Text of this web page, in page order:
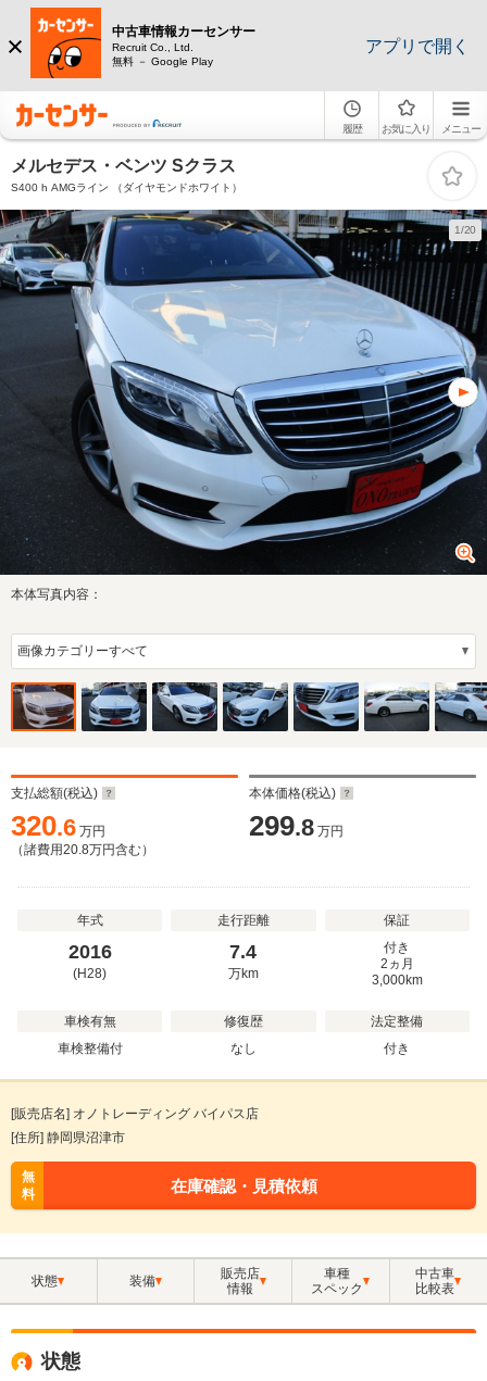
中古車情報カーセンサー
Recruit Co., Ltd.
無料 － Google Play
アプリで開く
履歴 お気に入り メニュー
メルセデス・ベンツ Sクラス
S400 h AMGライン （ダイヤモンドホワイト）
1/20
本体写真内容：
支払総額(税込)
320.6 万円
（諸費用20.8万円含む）
本体価格(税込)
299.8 万円
年式
2016
(H28)
走行距離
7.4
万km
保証
付き
2ヵ月
3,000km
車検有無
車検整備付
修復歴
なし
法定整備
付き
[販売店名] オノトレーディング バイパス店
[住所] 静岡県沼津市
無
料
在庫確認・見積依頼
状態 装備
販売店
情報
車種
スペック
中古車
比較表
状態